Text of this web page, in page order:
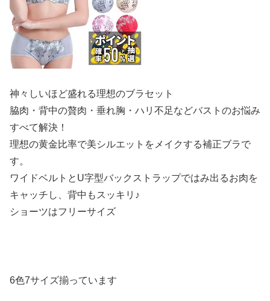
神々しいほど盛れる理想のブラセット
脇肉・背中の贅肉・垂れ胸・ハリ不足などバストのお悩み
すべて解決！
理想の黄金比率で美シルエットをメイクする補正ブラで
す。
ワイドベルトとU字型バックストラップではみ出るお肉を
キャッチし、背中もスッキリ♪
ショーツはフリーサイズ
6色7サイズ揃っています